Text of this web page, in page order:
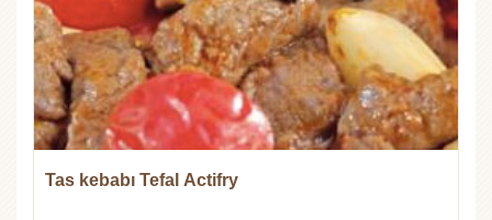
Tas kebabı Tefal Actifry